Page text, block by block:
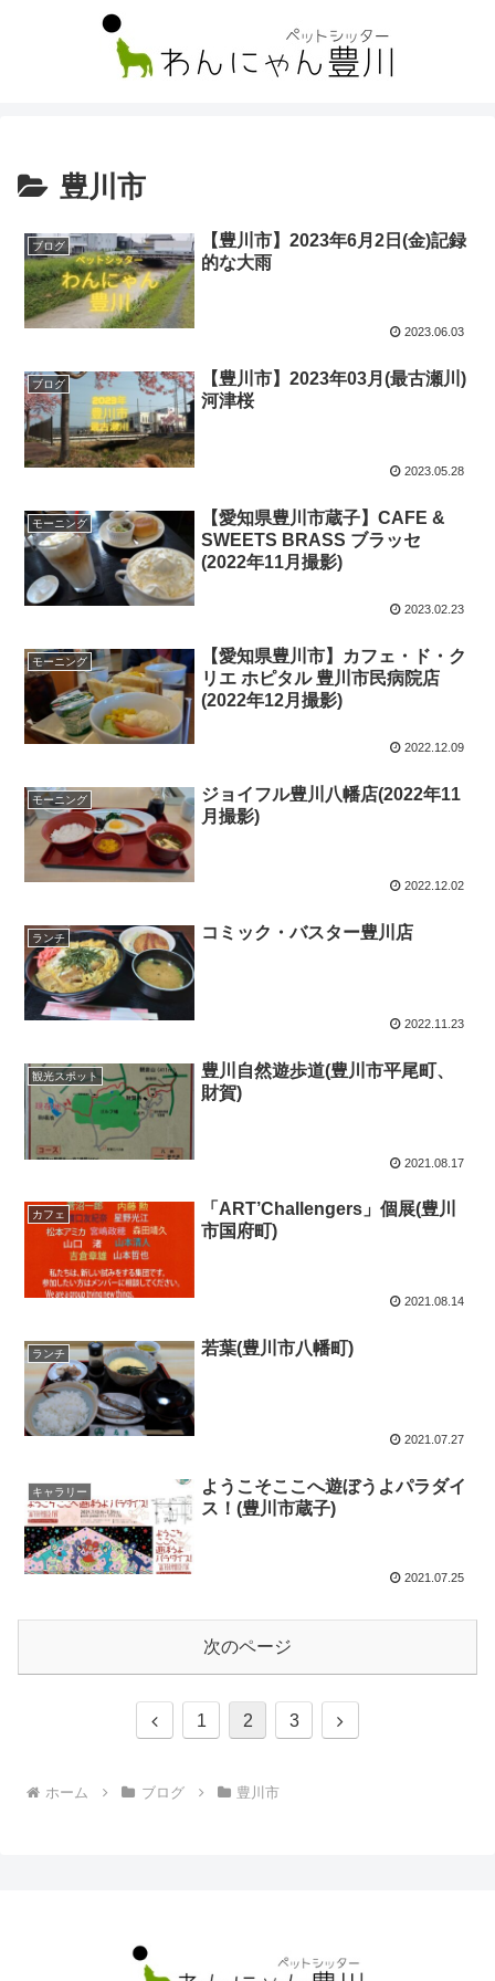
豊川市
ブログ
【豊川市】2023年6月2日(金)記録
的な大雨
2023.06.03
ブログ
【豊川市】2023年03月(最古瀬川)
河津桜
2023.05.28
モーニング
【愛知県豊川市蔵子】CAFE &
SWEETS BRASS ブラッセ
(2022年11月撮影)
2023.02.23
モーニング
【愛知県豊川市】カフェ・ド・ク
リエ ホピタル 豊川市民病院店
(2022年12月撮影)
2022.12.09
モーニング
ジョイフル豊川八幡店(2022年11
月撮影)
2022.12.02
ランチ コミック・バスター豊川店
2022.11.23
観光スポット
豊川自然遊歩道(豊川市平尾町、
財賀)
2021.08.17
カフェ
「ART’Challengers」個展(豊川
市国府町)
2021.08.14
ランチ 若葉(豊川市八幡町)
2021.07.27
キャラリー
ようこそここへ遊ぼうよパラダイ
ス！(豊川市蔵子)
2021.07.25
次のページ
前
1 2 3
次
ホーム ブログ 豊川市